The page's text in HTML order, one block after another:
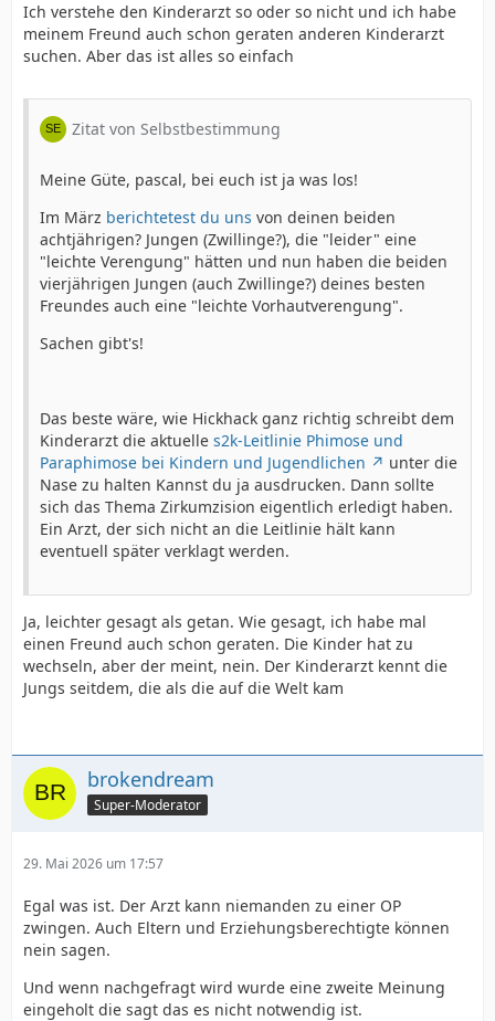
Ich verstehe den Kinderarzt so oder so nicht und ich habe
meinem Freund auch schon geraten anderen Kinderarzt
suchen. Aber das ist alles so einfach
Zitat von Selbstbestimmung
Meine Güte, pascal, bei euch ist ja was los!
Im März berichtetest du uns von deinen beiden
achtjährigen? Jungen (Zwillinge?), die "leider" eine
"leichte Verengung" hätten und nun haben die beiden
vierjährigen Jungen (auch Zwillinge?) deines besten
Freundes auch eine "leichte Vorhautverengung".
Sachen gibt's!
Das beste wäre, wie Hickhack ganz richtig schreibt dem
Kinderarzt die aktuelle s2k-Leitlinie Phimose und
Paraphimose bei Kindern und Jugendlichen
unter die
Nase zu halten Kannst du ja ausdrucken. Dann sollte
sich das Thema Zirkumzision eigentlich erledigt haben.
Ein Arzt, der sich nicht an die Leitlinie hält kann
eventuell später verklagt werden.
Ja, leichter gesagt als getan. Wie gesagt, ich habe mal
einen Freund auch schon geraten. Die Kinder hat zu
wechseln, aber der meint, nein. Der Kinderarzt kennt die
Jungs seitdem, die als die auf die Welt kam
brokendream
Super-Moderator
29. Mai 2026 um 17:57
Egal was ist. Der Arzt kann niemanden zu einer OP
zwingen. Auch Eltern und Erziehungsberechtigte können
nein sagen.
Und wenn nachgefragt wird wurde eine zweite Meinung
eingeholt die sagt das es nicht notwendig ist.